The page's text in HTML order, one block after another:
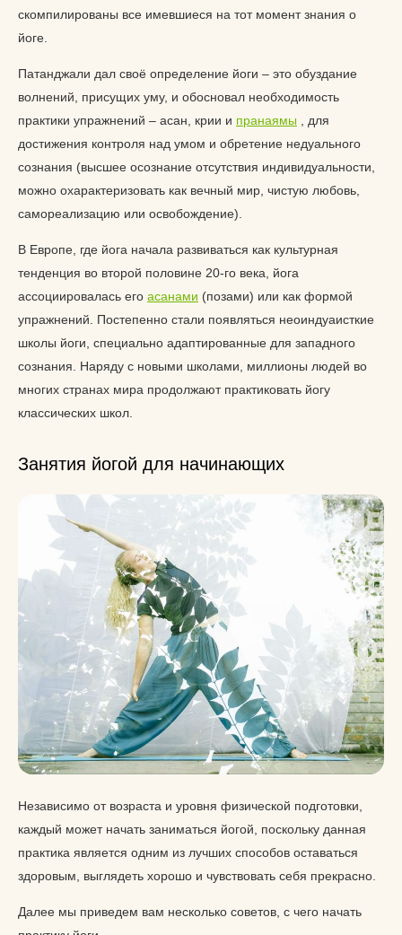
скомпилированы все имевшиеся на тот момент знания о
йоге.
Патанджали дал своё определение йоги – это обуздание
волнений, присущих уму, и обосновал необходимость
практики упражнений – асан, крии и пранаямы , для
достижения контроля над умом и обретение недуального
сознания (высшее осознание отсутствия индивидуальности,
можно охарактеризовать как вечный мир, чистую любовь,
самореализацию или освобождение).
В Европе, где йога начала развиваться как культурная
тенденция во второй половине 20-го века, йога
ассоциировалась его асанами (позами) или как формой
упражнений. Постепенно стали появляться неоиндуаисткие
школы йоги, специально адаптированные для западного
сознания. Наряду с новыми школами, миллионы людей во
многих странах мира продолжают практиковать йогу
классических школ.
Занятия йогой для начинающих
Независимо от возраста и уровня физической подготовки,
каждый может начать заниматься йогой, поскольку данная
практика является одним из лучших способов оставаться
здоровым, выглядеть хорошо и чувствовать себя прекрасно.
Далее мы приведем вам несколько советов, с чего начать